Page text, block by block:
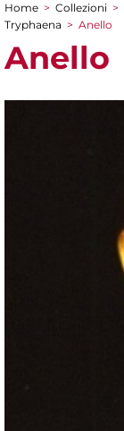
Tu sei qui
Home > Collezioni >
Tryphaena > Anello
Anello